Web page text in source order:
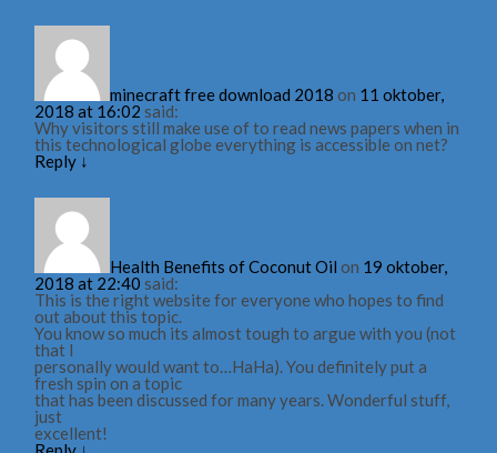
minecraft free download 2018 on 11 oktober,
2018 at 16:02 said:
Why visitors still make use of to read news papers when in
this technological globe everything is accessible on net?
Reply ↓
Health Benefits of Coconut Oil on 19 oktober,
2018 at 22:40 said:
This is the right website for everyone who hopes to find
out about this topic.
You know so much its almost tough to argue with you (not
that I
personally would want to…HaHa). You definitely put a
fresh spin on a topic
that has been discussed for many years. Wonderful stuff,
just
excellent!